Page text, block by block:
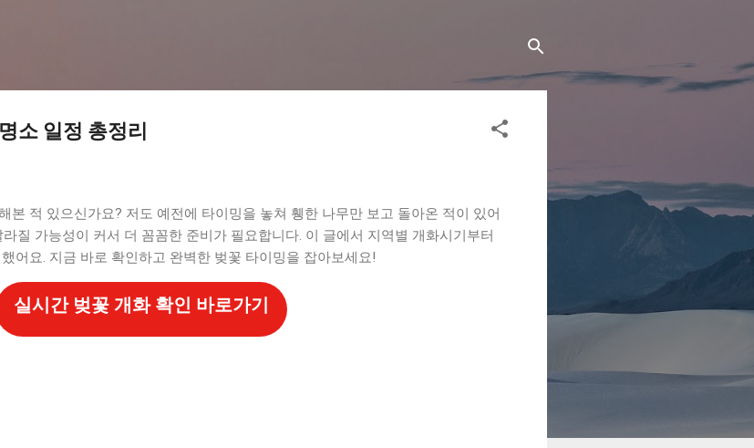
소 일정 총정리
본 적 있으신가요? 저도 예전에 타이밍을 놓쳐 휑한 나무만 보고 돌아온 적이 있어
질 가능성이 커서 더 꼼꼼한 준비가 필요합니다. 이 글에서 지역별 개화시기부터
어요. 지금 바로 확인하고 완벽한 벚꽃 타이밍을 잡아보세요!
실시간 벚꽃 개화 확인 바로가기